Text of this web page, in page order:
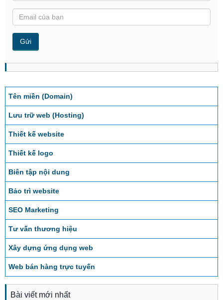
Tên miền (Domain)
Lưu trữ web (Hosting)
Thiết kế website
Thiết kế logo
Biên tập nội dung
Bảo trì website
SEO Marketing
Tư vấn thương hiệu
Xây dựng ứng dụng web
Web bán hàng trực tuyến
Bài viết mới nhất